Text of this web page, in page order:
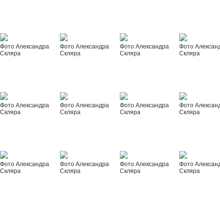
Фото Александра
Скляра
Фото Александра
Скляра
Фото Александра
Скляра
Фото
Скляра
Фото Александра
Скляра
Фото Александра
Скляра
Фото Александра
Скляра
Фото
Скляра
Фото Александра
Скляра
Фото Александра
Скляра
Фото Александра
Скляра
Фото
Скляра